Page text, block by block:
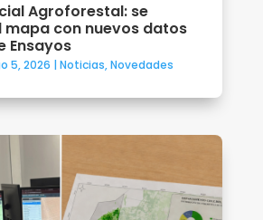
Agroforestal: se
mapa con nuevos datos
Ensayos
5, 2026 | Noticias,Novedades